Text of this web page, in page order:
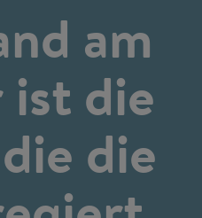
am
ist die
die